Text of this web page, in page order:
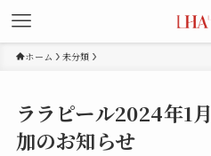
ホーム 未分類
ララピール2024年1
加のお知らせ